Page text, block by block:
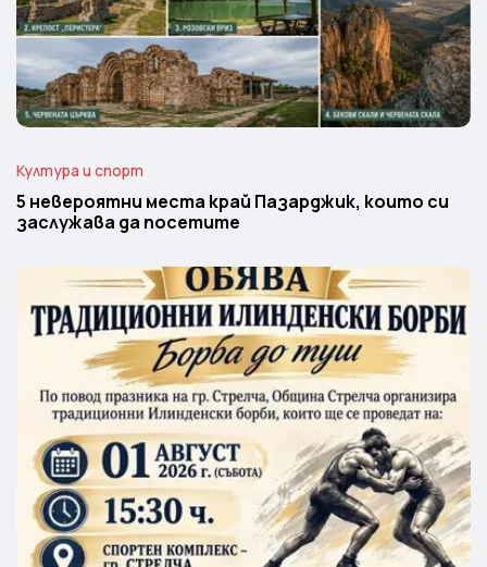
Култура и спорт
5 невероятни места край Пазарджик, които си
заслужава да посетите